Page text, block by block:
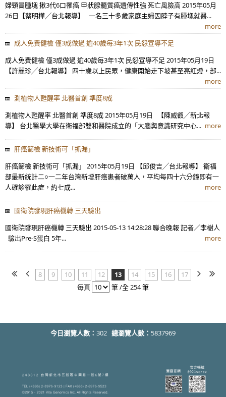
婦頸冒腫塊 揪3代6口罹癌 甲狀腺髓質癌遺傳性強 死亡風險高 2015年05月
26日【蔡明樺╱台北報導】 一名三十多歲家庭主婦因脖子有腫塊就醫...
more
成人免費健檢 僅3成做過 逾40歲每3年1次 民怨宣導不足
成人免費健檢 僅3成做過 逾40歲每3年1次 民怨宣導不足 2015年05月19日
【許麗珍╱台北報導】 四十歲以上民眾，健康開始走下坡甚至亮紅燈，部...
more
測植物人甦醒率 北醫首創 準度8成
測植物人甦醒率 北醫首創 準度8成 2015年05月19日 【陳威叡╱新北報
導】 台北醫學大學在衛福部雙和醫院成立的「大腦與意識研究中心... more
肝癌篩檢 新技術可「抓漏」
肝癌篩檢 新技術可「抓漏」 2015年05月19日 【邱俊吉╱台北報導】 衛福
部最新統計二○一二年台灣新增肝癌患者破萬人，平均每四十六分鐘即有一
人確診罹此症，約七成...
more
國衛院發現肝癌機轉 三天驗出
國衛院發現肝癌機轉 三天驗出 2015-05-13 14:28:28 聯合晚報 記者／李樹人
驗出Pre-S蛋白 5年...
more
8 9 10 11 12 13 14 15 16
17
每頁
筆 /全 254 筆
今日瀏覽人數： 302 總瀏覽人數： 5837969